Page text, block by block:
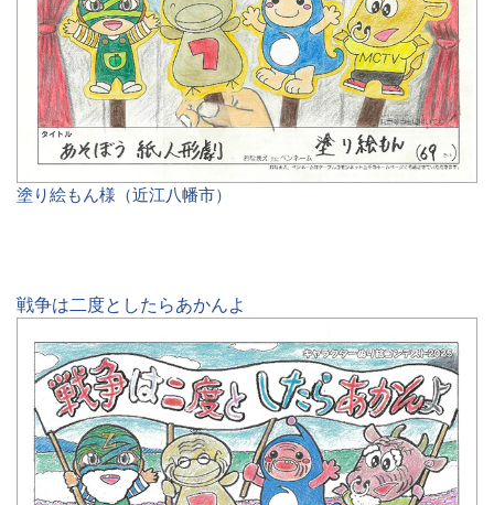
塗り絵もん様（近江八幡市）
戦争は二度としたらあかんよ